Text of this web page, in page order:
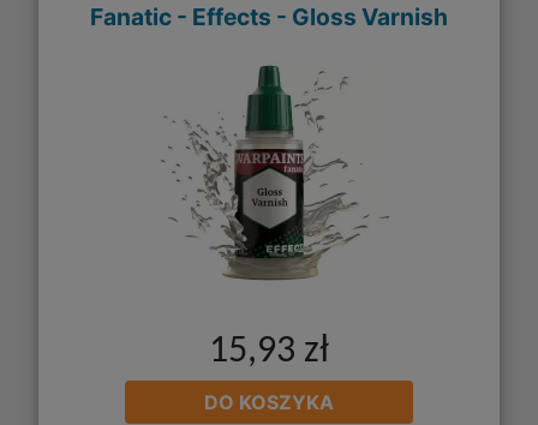
Fanatic - Effects - Gloss Varnish
15,93 zł
DO KOSZYKA